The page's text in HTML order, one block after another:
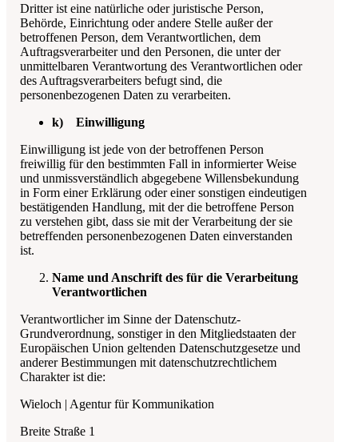
Dritter ist eine natürliche oder juristische Person,
Behörde, Einrichtung oder andere Stelle außer der
betroffenen Person, dem Verantwortlichen, dem
Auftragsverarbeiter und den Personen, die unter der
unmittelbaren Verantwortung des Verantwortlichen oder
des Auftragsverarbeiters befugt sind, die
personenbezogenen Daten zu verarbeiten.
k) Einwilligung
Einwilligung ist jede von der betroffenen Person
freiwillig für den bestimmten Fall in informierter Weise
und unmissverständlich abgegebene Willensbekundung
in Form einer Erklärung oder einer sonstigen eindeutigen
bestätigenden Handlung, mit der die betroffene Person
zu verstehen gibt, dass sie mit der Verarbeitung der sie
betreffenden personenbezogenen Daten einverstanden
ist.
Name und Anschrift des für die Verarbeitung
Verantwortlichen
Verantwortlicher im Sinne der Datenschutz-
Grundverordnung, sonstiger in den Mitgliedstaaten der
Europäischen Union geltenden Datenschutzgesetze und
anderer Bestimmungen mit datenschutzrechtlichem
Charakter ist die:
Wieloch | Agentur für Kommunikation
Breite Straße 1